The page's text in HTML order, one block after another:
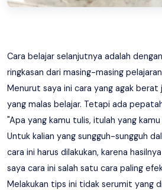
Cara belajar selanjutnya adalah
ringkasan dari masing-masing
Menurut saya ini cara yang agak berat
yang malas belajar. Tetapi ada
"Apa yang kamu tulis, itulah yang
Untuk kalian yang sungguh-sungguh
cara ini harus dilakukan, karena
saya cara ini salah satu cara paling
Melakukan tips ini tidak serumit yang